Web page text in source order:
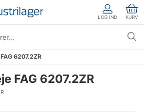
LOG IND KURV
6207.2ZR
FAG 6207.2ZR